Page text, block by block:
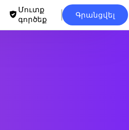
Մուտք
գործեք
Գրանցվել